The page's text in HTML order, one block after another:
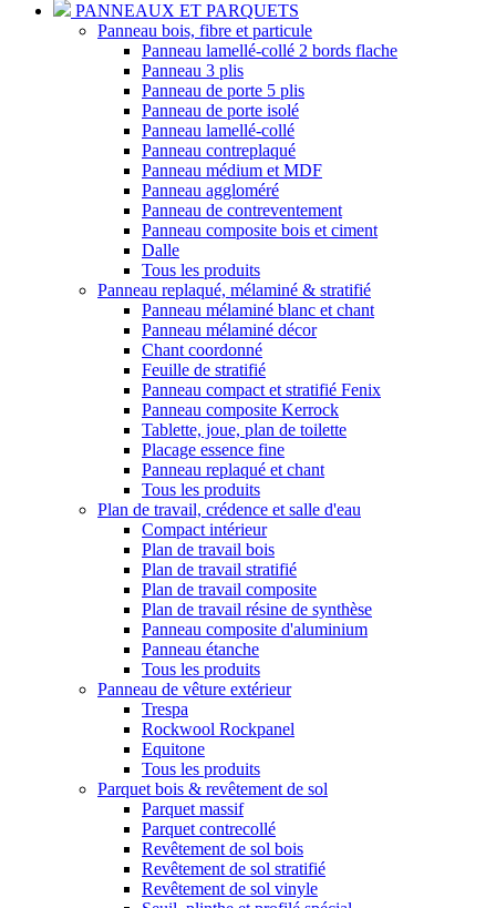
PANNEAUX ET PARQUETS
Panneau bois, fibre et particule
Panneau lamellé-collé 2 bords flache
Panneau 3 plis
Panneau de porte 5 plis
Panneau de porte isolé
Panneau lamellé-collé
Panneau contreplaqué
Panneau médium et MDF
Panneau aggloméré
Panneau de contreventement
Panneau composite bois et ciment
Dalle
Tous les produits
Panneau replaqué, mélaminé & stratifié
Panneau mélaminé blanc et chant
Panneau mélaminé décor
Chant coordonné
Feuille de stratifié
Panneau compact et stratifié Fenix
Panneau composite Kerrock
Tablette, joue, plan de toilette
Placage essence fine
Panneau replaqué et chant
Tous les produits
Plan de travail, crédence et salle d'eau
Compact intérieur
Plan de travail bois
Plan de travail stratifié
Plan de travail composite
Plan de travail résine de synthèse
Panneau composite d'aluminium
Panneau étanche
Tous les produits
Panneau de vêture extérieur
Trespa
Rockwool Rockpanel
Equitone
Tous les produits
Parquet bois & revêtement de sol
Parquet massif
Parquet contrecollé
Revêtement de sol bois
Revêtement de sol stratifié
Revêtement de sol vinyle